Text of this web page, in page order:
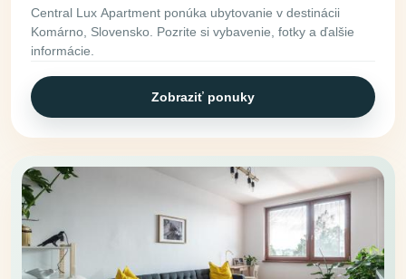
Central Lux Apartment ponúka ubytovanie v destinácii
Komárno, Slovensko. Pozrite si vybavenie, fotky a ďalšie
informácie.
Zobraziť ponuky